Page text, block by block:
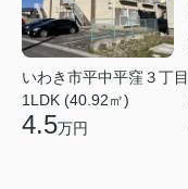
いわき市平中平窪３丁目
1LDK (40.92㎡)
4.5万円